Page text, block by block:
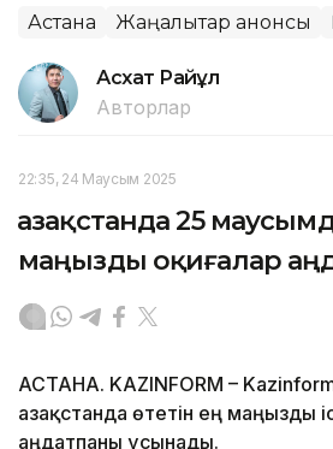
Астана Жаңалықтар анонсы
Асхат Райқұл
Авторлар
22:35, 24 Маусым 2025
Қазақстанда 25
маңызды оқиғалар
АСТАНА. KAZINFORM –
Қазақстанда өтетін ең маңызды
аңдатпаны ұсынады.